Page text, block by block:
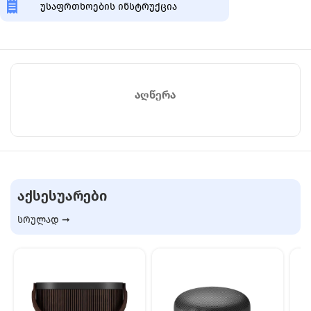
უსაფრთხოების ინსტრუქცია
ᲐᲦᲬᲔᲠᲐ
ᲐᲥᲡᲔᲡᲣᲐᲠᲔᲑᲘ
სრულად ➞